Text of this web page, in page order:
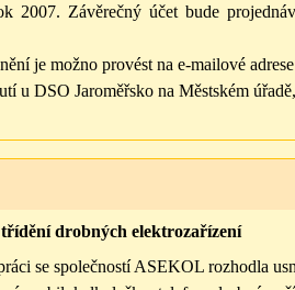
2007. Závěrečný účet bude
je možno provést na e-mailové
u DSO Jaroměřsko na Městském
drobných elektrozařízení
se společností ASEKOL rozhodla